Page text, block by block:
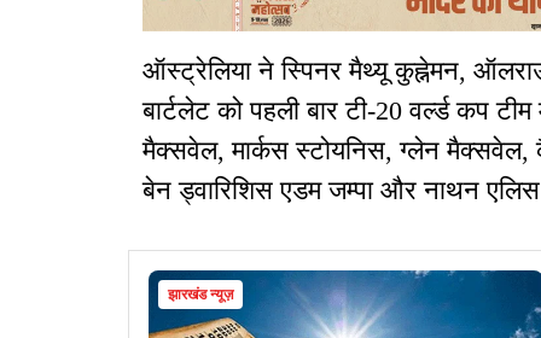
ऑस्ट्रेलिया ने स्पिनर मैथ्यू कुह्नेमन,
बार्टलेट को पहली बार टी-20 वर्ल्ड कप
मैक्सवेल, मार्कस स्टोयनिस, ग्लेन
बेन ड्वारिशिस एडम जम्पा और नाथन एलिस
झारखंड न्यूज़